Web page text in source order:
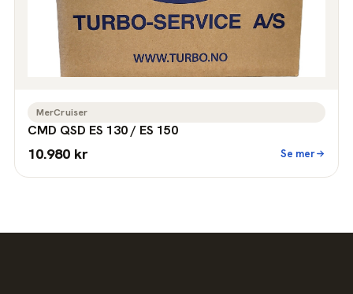
MerCruiser
CMD QSD ES 130 / ES 150
10.980 kr Se mer